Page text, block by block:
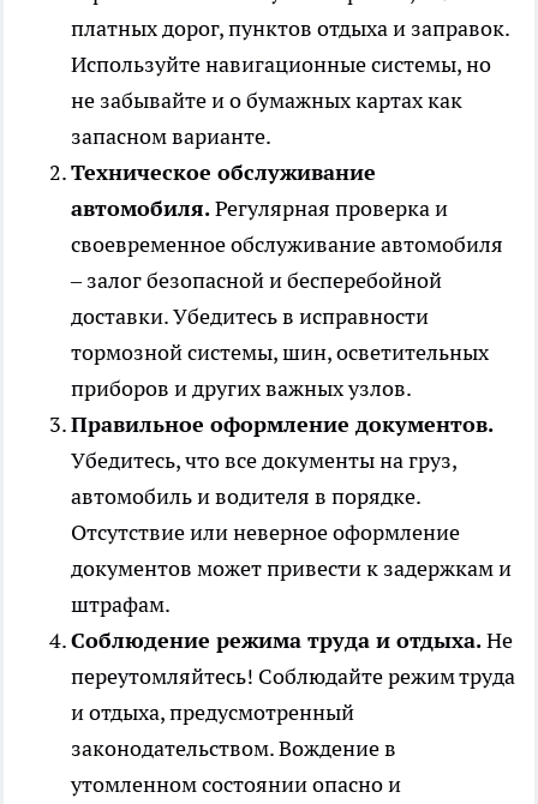
платных дорог, пунктов отдыха и заправок.
Используйте навигационные системы, но
не забывайте и о бумажных картах как
запасном варианте.
Техническое обслуживание
автомобиля.Регулярная проверка и
своевременное обслуживание автомобиля
– залог безопасной и бесперебойной
доставки. Убедитесь в исправности
тормозной системы, шин, осветительных
приборов и других важных узлов.
Правильное оформление документов.
Убедитесь, что все документы на груз,
автомобиль и водителя в порядке.
Отсутствие или неверное оформление
документов может привести к задержкам и
штрафам.
Соблюдение режима труда и отдыха.Не
переутомляйтесь! Соблюдайте режим труда
и отдыха, предусмотренный
законодательством. Вождение в
утомленном состоянии опасно и